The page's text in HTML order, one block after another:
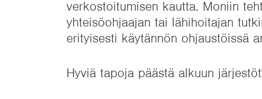
verkostoitumisen kautta. Moniin
yhteisöohjaajan tai lähihoitajan
erityisesti käytännön ohjaustöissä
Hyviä tapoja päästä alkuun